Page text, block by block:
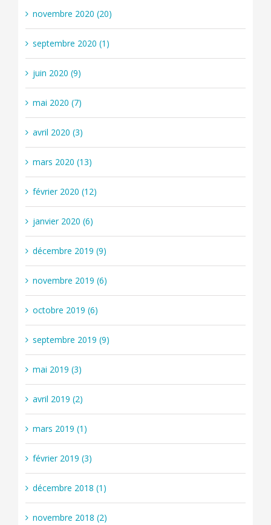
novembre 2020 (20)
septembre 2020 (1)
juin 2020 (9)
mai 2020 (7)
avril 2020 (3)
mars 2020 (13)
février 2020 (12)
janvier 2020 (6)
décembre 2019 (9)
novembre 2019 (6)
octobre 2019 (6)
septembre 2019 (9)
mai 2019 (3)
avril 2019 (2)
mars 2019 (1)
février 2019 (3)
décembre 2018 (1)
novembre 2018 (2)